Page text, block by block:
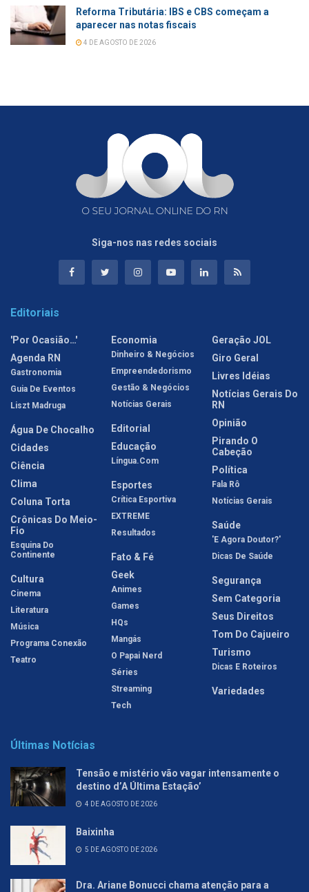
Reforma Tributária: IBS e CBS começam a
aparecer nas notas fiscais
4 DE AGOSTO DE 2026
Siga-nos nas redes sociais
Editoriais
'Por Ocasião…'
Agenda RN
Gastronomia
Guia De Eventos
Liszt Madruga
Água De Chocalho
Cidades
Ciência
Clima
Coluna Torta
Crônicas Do Meio-
Fio
Esquina Do
Continente
Cultura
Cinema
Literatura
Música
Programa Conexão
Teatro
Economia
Dinheiro & Negócios
Empreendedorismo
Gestão & Negócios
Notícias Gerais
Editorial
Educação
Língua.com
Esportes
Crítica Esportiva
EXTREME
Resultados
Fato & Fé
Geek
Animes
Games
HQs
Mangás
O Papai Nerd
Séries
Streaming
Tech
Geração JOL
Giro Geral
Livres Idéias
Notícias Gerais Do
RN
Opinião
Pirando O
Cabeção
Política
Fala Rô
Notícias Gerais
Saúde
'E Agora Doutor?'
Dicas De Saúde
Segurança
Sem Categoria
Seus Direitos
Tom Do Cajueiro
Turismo
Dicas E Roteiros
Variedades
Últimas Notícias
Tensão e mistério vão vagar intensamente o
destino d’A Última Estação’
4 DE AGOSTO DE 2026
Baixinha
5 DE AGOSTO DE 2026
Dra. Ariane Bonucci chama atenção para a